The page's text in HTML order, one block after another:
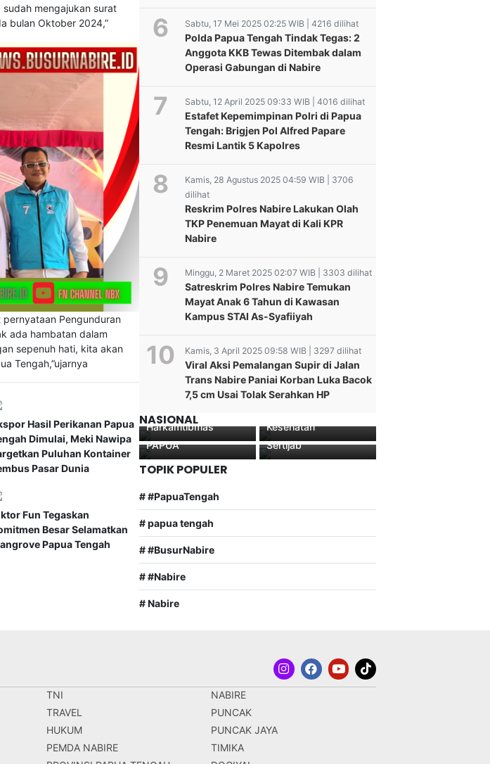
sudah mengajukan surat
bulan Oktober 2024,”
pernyataan Pengunduran
ada hambatan dalam
sepenuh hati, kita akan
Tengah,”ujarnya
Hasil Perikanan Papua
Dimulai, Meki Nawipa
Puluhan Kontainer
Pasar Dunia
Fun Tegaskan
Besar Selamatkan
Papua Tengah
Sabtu, 17 Mei 2025 02:25 WIB | 4216 dilihat
Polda Papua Tengah Tindak Tegas: 2
Anggota KKB Tewas Ditembak dalam
Operasi Gabungan di Nabire
Sabtu, 12 April 2025 09:33 WIB | 4016 dilihat
Estafet Kepemimpinan Polri di Papua
Tengah: Brigjen Pol Alfred Papare
Resmi Lantik 5 Kapolres
Kamis, 28 Agustus 2025 04:59 WIB | 3706
dilihat
Reskrim Polres Nabire Lakukan Olah
TKP Penemuan Mayat di Kali KPR
Nabire
Minggu, 2 Maret 2025 02:07 WIB | 3303 dilihat
Satreskrim Polres Nabire Temukan
Mayat Anak 6 Tahun di Kawasan
Kampus STAI As-Syafiiyah
Kamis, 3 April 2025 09:58 WIB | 3297 dilihat
Viral Aksi Pemalangan Supir di Jalan
Trans Nabire Paniai Korban Luka Bacok
7,5 cm Usai Tolak Serahkan HP
NASIONAL
Kapolres Dogiyai
Pimpin Apel
Gabungan TNI Dan
Harkamtibmas
POLSEK ABEPURA
Intens Lakukan
Patroli Sampaikan
Pesan Kamtibmas
Kesehatan
Dialog Interaktif RRI
Jayapura Kesiapan
Pengamanan
Menjelang PON XX
PAPUA
Kapolres Nabire
Pengukuan dan
Sertijab
TOPIK POPULER
# #PapuaTengah
# papua tengah
# #BusurNabire
# #Nabire
# Nabire
TNI
TRAVEL
HUKUM
PEMDA NABIRE
NABIRE
PUNCAK
PUNCAK JAYA
TIMIKA